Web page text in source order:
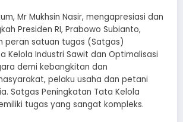
Mr Mukhsin Nasir, mengapresiasi dan
Presiden RI, Prabowo Subianto,
peran satuan tugas (Satgas)
Kelola Industri Sawit dan Optimalisasi
demi kebangkitan dan
pelaku usaha dan petani
Satgas Peningkatan Tata Kelola
tugas yang sangat kompleks.